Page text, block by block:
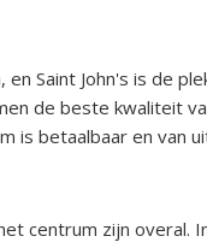
Saint John's is de
de beste kwaliteit
is betaalbaar en van
centrum zijn overal.